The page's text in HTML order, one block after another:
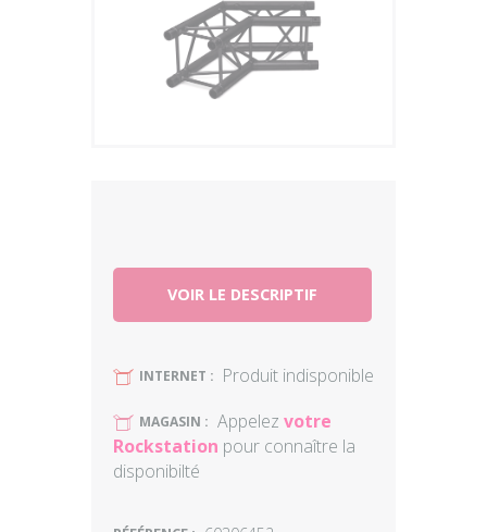
Plus
VOIR LE DESCRIPTIF
U INTERNET : Produit indisponible
U MAGASIN : Appelez votre
Rockstation pour connaître la
disponibilté